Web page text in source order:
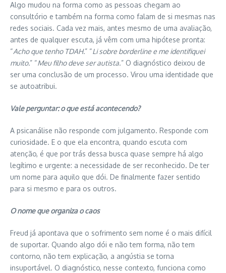
Algo mudou na forma como as pessoas chegam ao
consultório e também na forma como falam de si mesmas nas
redes sociais. Cada vez mais, antes mesmo de uma avaliação,
antes de qualquer escuta, já vêm com uma hipótese pronta:
“Acho que tenho TDAH.” “Li sobre borderline e me identifiquei
muito.” “Meu filho deve ser autista.” O diagnóstico deixou de
ser uma conclusão de um processo. Virou uma identidade que
se autoatribui.
Vale perguntar: o que está acontecendo?
A psicanálise não responde com julgamento. Responde com
curiosidade. E o que ela encontra, quando escuta com
atenção, é que por trás dessa busca quase sempre há algo
legítimo e urgente: a necessidade de ser reconhecido. De ter
um nome para aquilo que dói. De finalmente fazer sentido
para si mesmo e para os outros.
O nome que organiza o caos
Freud já apontava que o sofrimento sem nome é o mais difícil
de suportar. Quando algo dói e não tem forma, não tem
contorno, não tem explicação, a angústia se torna
insuportável. O diagnóstico, nesse contexto, funciona como